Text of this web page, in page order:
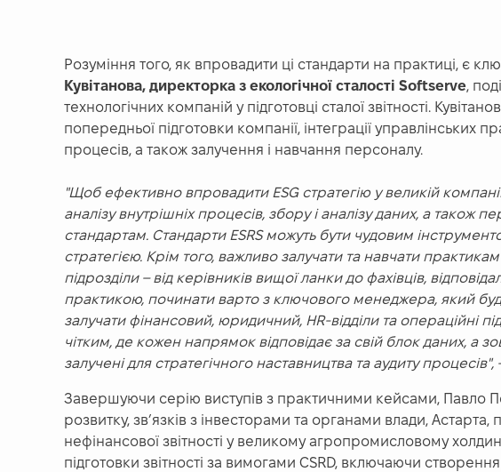
Розуміння того, як впровадити ці стандарти на практиці, є
Кувітанова, директорка з екологічної сталості Softserve,
технологічних компаній у підготовці сталої звітності.
попередньої підготовки компанії, інтеграції управлінських
процесів, а також залучення і навчання персоналу.
"Щоб ефективно впровадити ESG стратегію у великій
аналізу внутрішніх процесів, збору і аналізу даних, а також
стандартам. Стандарти ESRS можуть бути чудовим
стратегією. Крім того, важливо залучати та навчати
підрозділи – від керівників вищої ланки до фахівців,
практикою, починати варто з ключового менеджера, який
залучати фінансовий, юридичний, HR-відділи та операційні
чітким, де кожен напрямок відповідає за свій блок даних, а
залучені для стратегічного наставництва та аудиту
Завершуючи серію виступів з практичними кейсами, Павло
розвитку, зв’язків з інвесторами та органами влади, Астарта,
нефінансової звітності у великому агропромисловому
підготовки звітності за вимогами CSRD, включаючи